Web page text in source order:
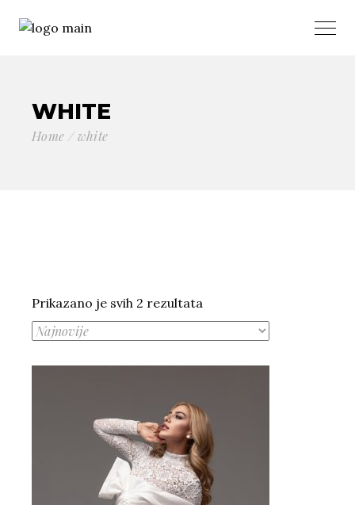
WHITE
Home white
Prikazano je svih 2 rezultata
po
najnovijem